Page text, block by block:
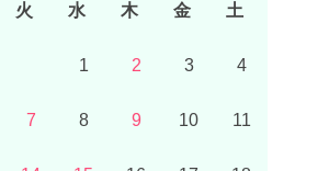
火 水 木 金 土
1 2 3 4
7 8 9 10 11